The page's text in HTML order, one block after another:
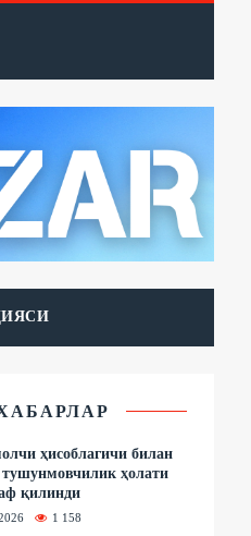
ҳисоблагичи билан
тушунмовчилик ҳолати
қилинди
1 158